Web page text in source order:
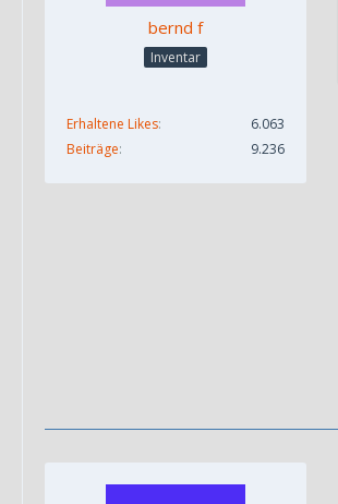
bernd f
Inventar
Erhaltene Likes
6.063
Beiträge
9.236